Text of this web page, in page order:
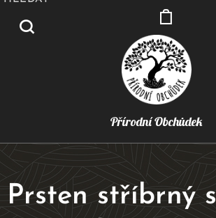
Přírodní Obchůdek
Prsten stříbrný s